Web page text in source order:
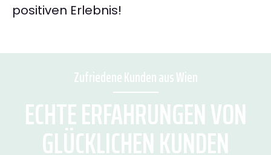
positiven Erlebnis!
Zufriedene Kunden aus Wien
ECHTE ERFAHRUNGEN VON
GLÜCKLICHEN KUNDEN